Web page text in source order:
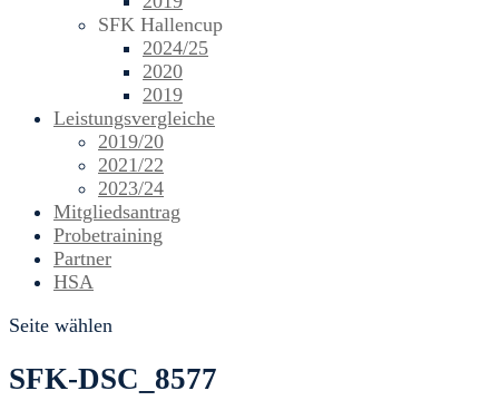
SFK Hallencup
2024/25
2020
2019
Leistungsvergleiche
2019/20
2021/22
2023/24
Mitgliedsantrag
Probetraining
Partner
HSA
Seite wählen
SFK-DSC_8577